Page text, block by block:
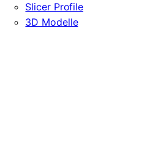
Slicer Profile
3D Modelle